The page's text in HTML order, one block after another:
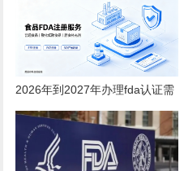
2026年到2027年办理fda认证需
要多少钱？